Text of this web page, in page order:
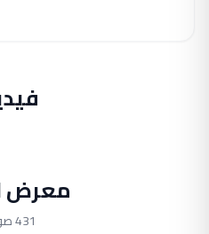
معرض
431 صورة